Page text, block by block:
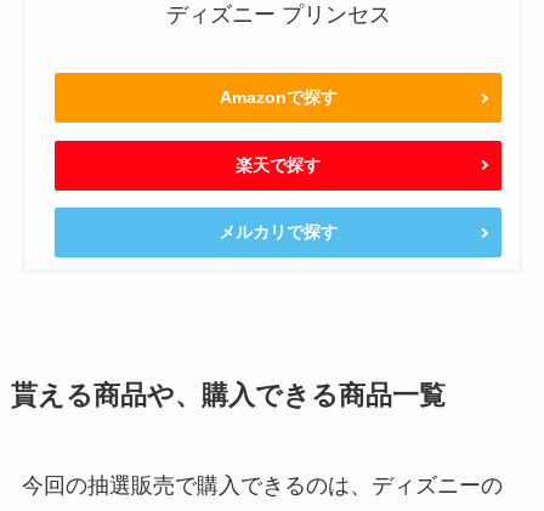
ディズニー プリンセス
Amazonで探す
楽天で探す
メルカリで探す
貰える商品や、購入できる商品一覧
今回の抽選販売で購入できるのは、ディズニーの